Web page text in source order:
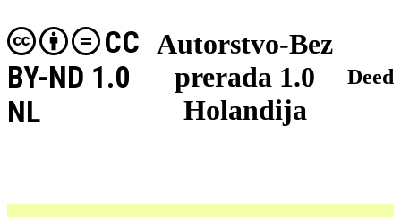
Autorstvo-Bez
prerada 1.0
Holandija
CC
BY-ND 1.0
NL
Deed